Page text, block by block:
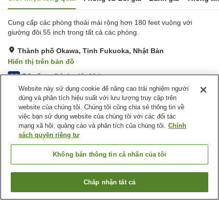
Cung cấp các phòng thoải mái rộng hơn 180 feet vuông với
giường đôi 55 inch trong tất cả các phòng.
Thành phố Okawa, Tỉnh Fukuoka, Nhật Bản
Hiển thị trên bản đồ
4.1 Rất tốt Đánh giá:89lượt
Tiện nghi chỗ nghỉ
Bãi đỗ xe
Spa / Salon
Máy bán hàng tự động
Phòng họp
Nhật Bản Tỉnh Fukuoka
Thành phố Okawa
Okawa Riverside Hotel
Tìm phòng trống
Website này sử dụng cookie để nâng cao trải nghiệm người
dùng và phân tích hiệu suất với lưu lượng truy cập trên
website của chúng tôi. Chúng tôi cũng chia sẻ thông tin về
việc bạn sử dụng website của chúng tôi với các đối tác
mạng xã hội, quảng cáo và phân tích của chúng tôi. Chính
sách quyền riêng tư
Không bán thông tin cá nhân của tôi
Chấp nhận tất cả